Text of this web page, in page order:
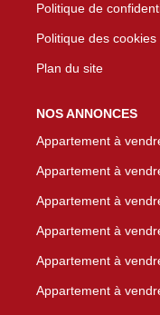
Politique de
Politique des cookies
Plan du site
NOS ANNONCES
Appartement à
Appartement à
Appartement à
Appartement à
Appartement à
Appartement à